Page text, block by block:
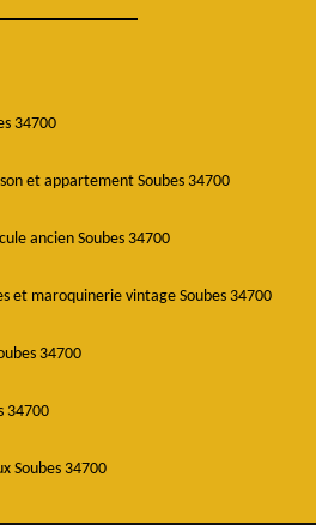
34700
et appartement Soubes 34700
ancien Soubes 34700
et maroquinerie vintage Soubes 34700
34700
34700
Soubes 34700